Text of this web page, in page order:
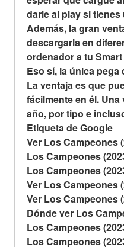
darle al play si
Además, la gran
descargarla en
ordenador a tu Smart
Eso sí, la única
La ventaja es que
fácilmente en él.
año, por tipo e
Etiqueta de Google
Ver Los Campeones
Los Campeones
Los Campeones
Ver Los Campeones
Ver Los Campeones
Dónde ver Los
Los Campeones
Los Campeones